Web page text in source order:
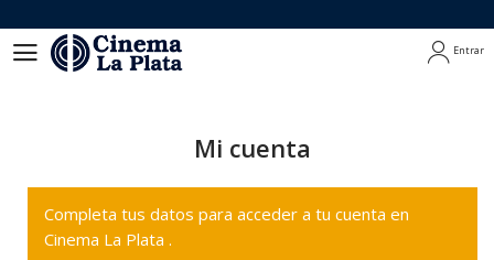
Entrar
Mi cuenta
Completa tus datos para acceder a tu cuenta en
Cinema La Plata .